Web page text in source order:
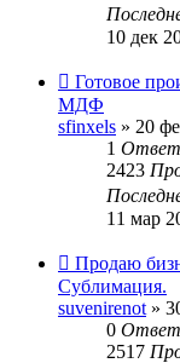
10 дек
Готовое
МДФ
sfinxels » 20
1
2423
11 мар
Продаю
Сублимация.
suvenirenot »
0
2517